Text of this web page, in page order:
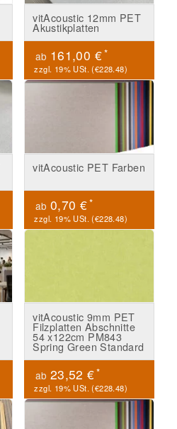
vitAcoustic 12mm PET
Akustikplatten
ab 161,00 €*
zzgl. 19% USt. (€228.48)
vitAcoustic PET Farben
ab 0,70 €*
zzgl. 19% USt. (€228.48)
vitAcoustic 9mm PET
Filzplatten Abschnitte
54 x122cm PM843
Spring Green Standard
ab 23,52 €*
zzgl. 19% USt. (€228.48)